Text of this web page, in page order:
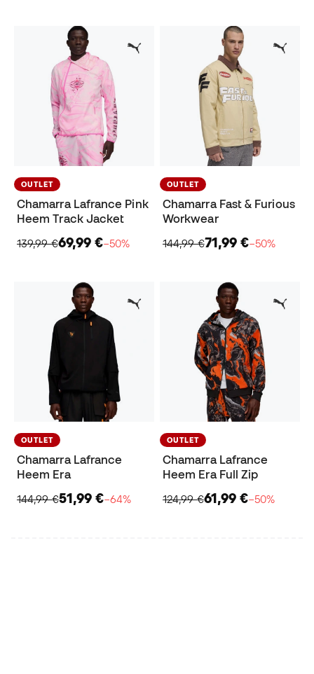
OUTLET
Chamarra Lafrance Pink
Heem Track Jacket
139,99 €69,99 €−50%
OUTLET
Chamarra Fast & Furious
Workwear
144,99 €71,99 €−50%
OUTLET
Chamarra Lafrance
Heem Era
144,99 €51,99 €−64%
OUTLET
Chamarra Lafrance
Heem Era Full Zip
124,99 €61,99 €−50%